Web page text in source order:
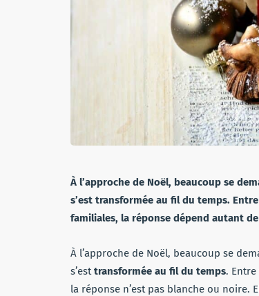
À l’approche de Noël, beaucoup se
s’est transformée au fil du temps.
familiales, la réponse dépend autant
À l’approche de Noël, beaucoup se
s’est transformée au fil du temps.
la réponse n’est pas blanche ou noire.